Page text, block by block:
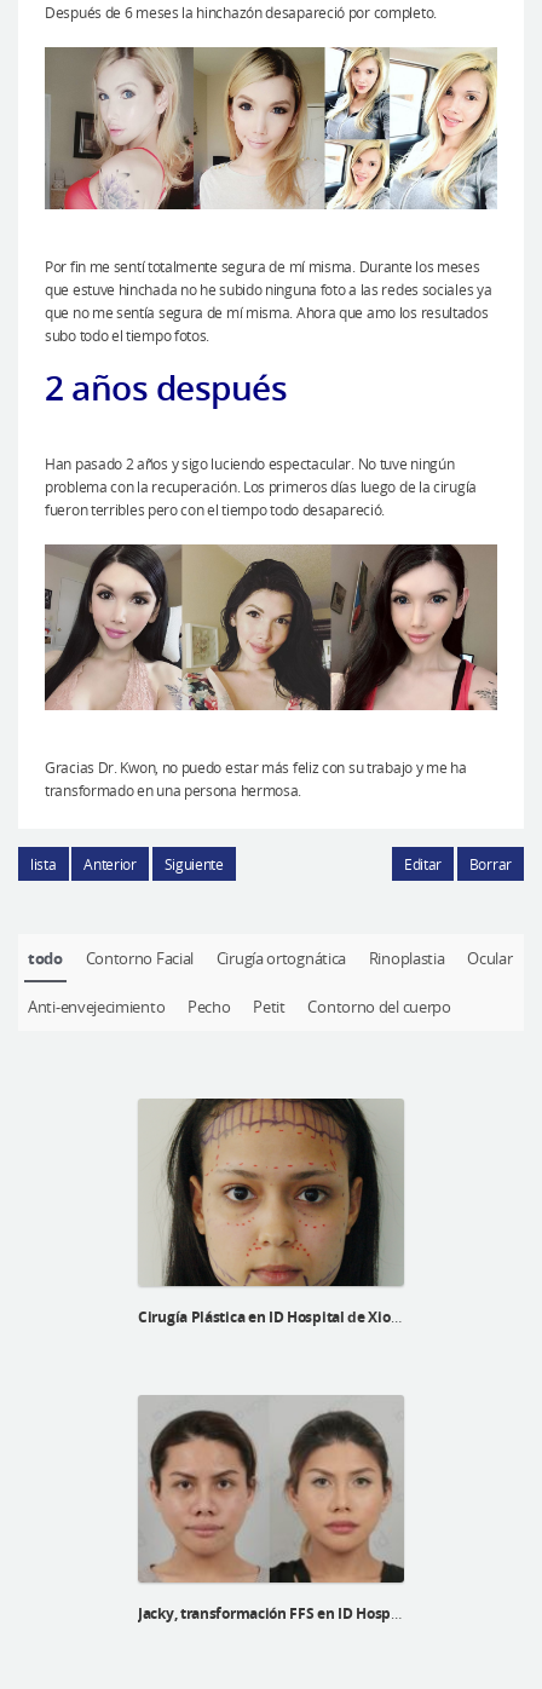
Después de 6 meses la hinchazón desapareció por completo.
Por fin me sentí totalmente segura de mí misma. Durante los meses
que estuve hinchada no he subido ninguna foto a las redes sociales ya
que no me sentía segura de mí misma. Ahora que amo los resultados
subo todo el tiempo fotos.
2 años después
Han pasado 2 años y sigo luciendo espectacular. No tuve ningún
problema con la recuperación. Los primeros días luego de la cirugía
fueron terribles pero con el tiempo todo desapareció.
Gracias Dr. Kwon, no puedo estar más feliz con su trabajo y me ha
transformado en una persona hermosa.
lista Anterior Siguiente Editar Borrar
todo Contorno Facial Cirugía ortognática Rinoplastia Ocular
Anti-envejecimiento Pecho Petit Contorno del cuerpo
Cirugía Plástica en ID Hospital de Xiomary